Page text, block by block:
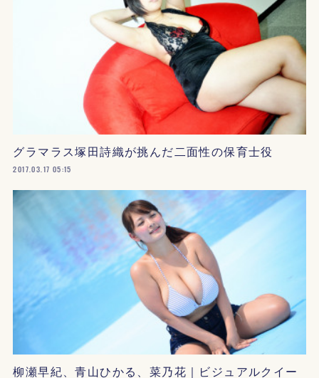
グラマラス塚田詩織が挑んだ二面性の保育士役
2017.03.17 05:15
柳瀬早紀、青山ひかる、菜乃花｜ビジュアルクイー